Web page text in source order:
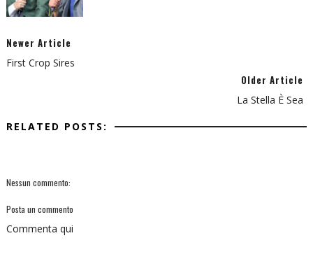
Newer Article
First Crop Sires
Older Article
La Stella È Sea
RELATED POSTS:
Nessun commento:
Posta un commento
Commenta qui